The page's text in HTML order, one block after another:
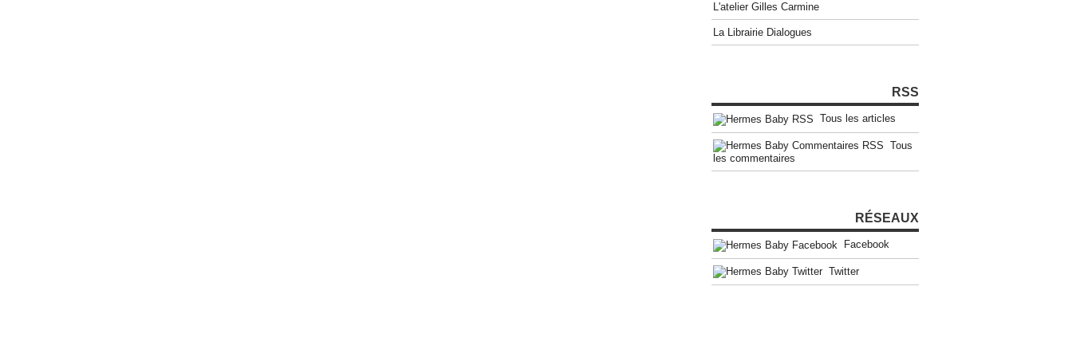
L'atelier Gilles Carmine
La Librairie Dialogues
RSS
Tous les articles
Tous
les commentaires
RÉSEAUX
Facebook
Twitter